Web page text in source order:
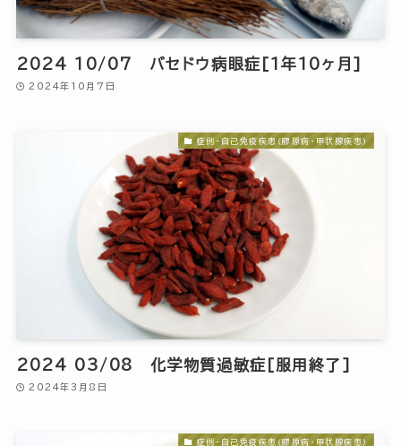
2024 10/07 バセドウ病眼症[1年10ヶ月]
2024年10月7日
症例-自己免疫疾患(膠原病・甲状腺疾患)
2024 03/08 化学物質過敏症[服用終了]
2024年3月8日
症例-自己免疫疾患(膠原病・甲状腺疾患)